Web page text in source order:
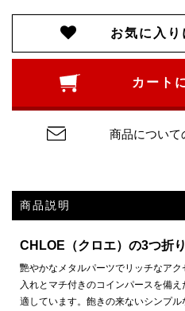
お気に入り
カート
商品について
商品説明
CHLOE（クロエ）の3つ折
艷やかなメタルパーツでリッチなア
入れとマチ付きのコインパースを備
適しています。飽きの来ないシンプ